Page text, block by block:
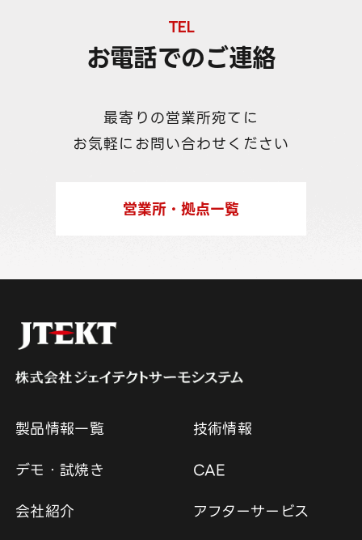
TEL
お電話でのご連絡
最寄りの営業所宛てに
お気軽にお問い合わせください
営業所・拠点一覧
製品情報一覧
技術情報
デモ・試焼き
CAE
会社紹介
アフターサービス